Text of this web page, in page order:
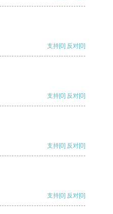
支持[0] 反对[0]
支持[0] 反对[0]
支持[0] 反对[0]
支持[0] 反对[0]